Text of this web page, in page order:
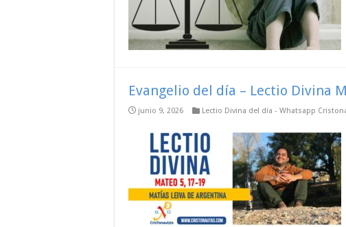
Evangelio del día – Lectio Divina
junio 9, 2026 Lectio Divina del día - Whatsapp